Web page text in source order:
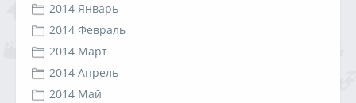
2014 Январь
2014 Февраль
2014 Март
2014 Апрель
2014 Май